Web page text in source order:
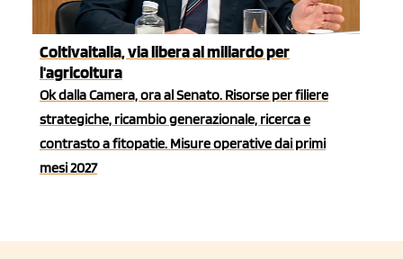
Coltivaitalia, via libera al miliardo per
l'agricoltura
Ok dalla Camera, ora al Senato. Risorse per filiere
strategiche, ricambio generazionale, ricerca e
contrasto a fitopatie. Misure operative dai primi
mesi 2027